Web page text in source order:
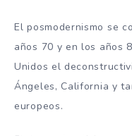
El posmodernismo se
años 70 y en los años
Unidos el
Ángeles, California y
europeos.